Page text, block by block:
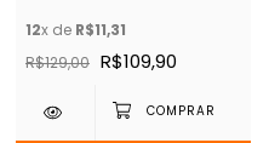
Automotivo
12x de R$11,31
R$129,00 R$109,90